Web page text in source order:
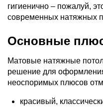
гигиенично – пожалуй,
современных натяжных
Основные
Матовые натяжные
решение для
неоспоримых плюсов
красивый,